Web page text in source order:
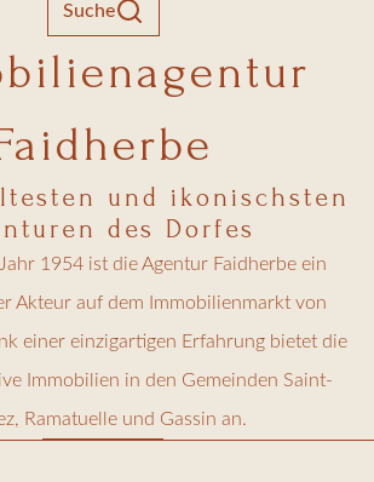
Suche
und ikonischsten
des Dorfes
1954 ist die Agentur Faidherbe ein
Akteur auf dem Immobilienmarkt von
einer einzigartigen Erfahrung bietet die
Immobilien in den Gemeinden Saint-
Ramatuelle und Gassin an.